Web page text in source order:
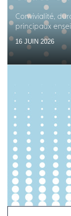
Convivialité,
principaux
les
16 JUIN 2026